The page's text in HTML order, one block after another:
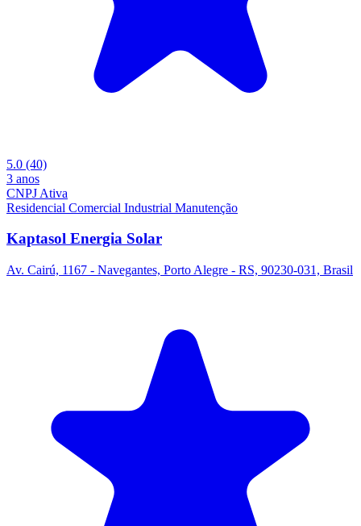
5.0 (40)
3 anos
CNPJ Ativa
Residencial Comercial Industrial Manutenção
Kaptasol Energia Solar
Av. Cairú, 1167 - Navegantes, Porto Alegre - RS, 90230-031, Brasil